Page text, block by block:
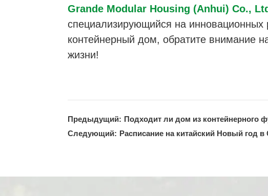
Grande Modular Housing (Anhui) Co.,
специализирующийся на
контейнерный дом, обратите внимание
жизни!
Предыдущий: Подходит ли дом из контейнерного
Следующий: Расписание на китайский Новый год в